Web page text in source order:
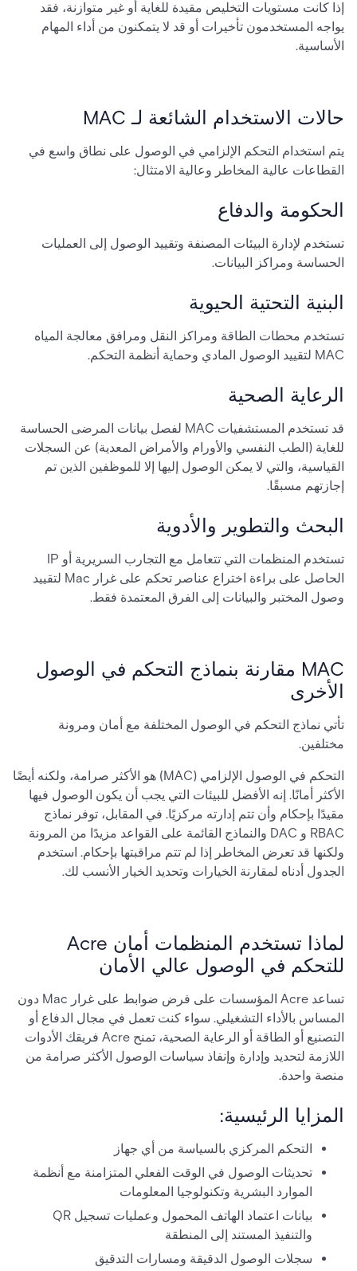
إذا كانت مستويات التخليص مقيدة للغاية أو غير متوازنة، فقد
يواجه المستخدمون تأخيرات أو قد لا يتمكنون من أداء المهام
الأساسية.
حالات الاستخدام الشائعة لـ MAC
يتم استخدام التحكم الإلزامي في الوصول على نطاق واسع في
القطاعات عالية المخاطر وعالية الامتثال:
الحكومة والدفاع
تستخدم لإدارة البيئات المصنفة وتقييد الوصول إلى العمليات
الحساسة ومراكز البيانات.
البنية التحتية الحيوية
تستخدم محطات الطاقة ومراكز النقل ومرافق معالجة المياه
MAC لتقييد الوصول المادي وحماية أنظمة التحكم.
الرعاية الصحية
قد تستخدم المستشفيات MAC لفصل بيانات المرضى الحساسة
للغاية (الطب النفسي والأورام والأمراض المعدية) عن السجلات
القياسية، والتي لا يمكن الوصول إليها إلا للموظفين الذين تم
إجازتهم مسبقًا.
البحث والتطوير والأدوية
تستخدم المنظمات التي تتعامل مع التجارب السريرية أو IP
الحاصل على براءة اختراع عناصر تحكم على غرار Mac لتقييد
وصول المختبر والبيانات إلى الفرق المعتمدة فقط.
MAC مقارنة بنماذج التحكم في الوصول
الأخرى
تأتي نماذج التحكم في الوصول المختلفة مع أمان ومرونة
مختلفين.
التحكم في الوصول الإلزامي (MAC) هو الأكثر صرامة، ولكنه أيضًا
الأكثر أمانًا. إنه الأفضل للبيئات التي يجب أن يكون الوصول فيها
مقيدًا بإحكام وأن تتم إدارته مركزيًا. في المقابل، توفر نماذج
RBAC و DAC والنماذج القائمة على القواعد مزيدًا من المرونة
ولكنها قد تعرض المخاطر إذا لم تتم مراقبتها بإحكام. استخدم
الجدول أدناه لمقارنة الخيارات وتحديد الخيار الأنسب لك.
لماذا تستخدم المنظمات أمان Acre
للتحكم في الوصول عالي الأمان
تساعد Acre المؤسسات على فرض ضوابط على غرار Mac دون
المساس بالأداء التشغيلي. سواء كنت تعمل في مجال الدفاع أو
التصنيع أو الطاقة أو الرعاية الصحية، تمنح Acre فريقك الأدوات
اللازمة لتحديد وإدارة وإنفاذ سياسات الوصول الأكثر صرامة من
منصة واحدة.
المزايا الرئيسية:
التحكم المركزي بالسياسة من أي جهاز
تحديثات الوصول في الوقت الفعلي المتزامنة مع أنظمة
الموارد البشرية وتكنولوجيا المعلومات
بيانات اعتماد الهاتف المحمول وعمليات تسجيل QR
والتنفيذ المستند إلى المنطقة
سجلات الوصول الدقيقة ومسارات التدقيق